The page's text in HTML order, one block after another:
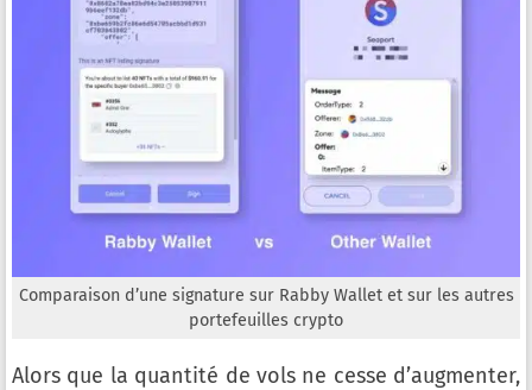
Comparaison d’une signature sur Rabby Wallet et sur les autres
portefeuilles crypto
Alors que la quantité de vols ne cesse d’augmenter,